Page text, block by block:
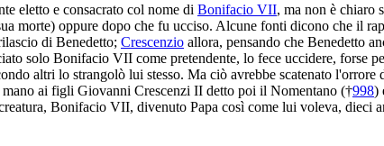
eletto e consacrato col nome di Bonifacio VII, ma non è chiaro
morte) oppure dopo che fu ucciso. Alcune fonti dicono che il
di Benedetto; Crescenzio allora, pensando che Benedetto
solo Bonifacio VII come pretendente, lo fece uccidere, forse
altri lo strangolò lui stesso. Ma ciò avrebbe scatenato l'orrore
ai figli Giovanni Crescenzi II detto poi il Nomentano (†998)
Bonifacio VII, divenuto Papa così come lui voleva, dieci